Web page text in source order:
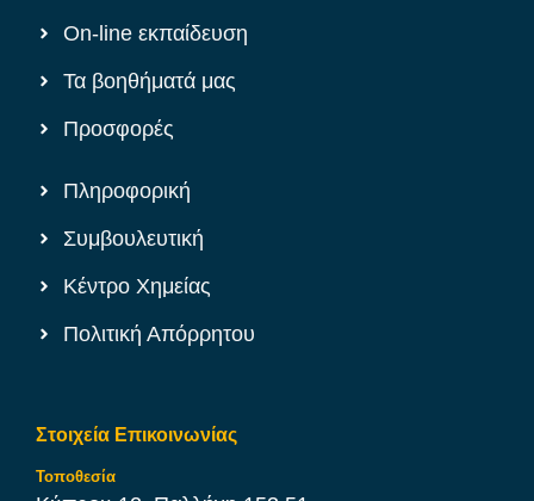
On-line εκπαίδευση
Τα βοηθήματά μας
Προσφορές
Πληροφορική
Συμβουλευτική
Κέντρο Χημείας
Πολιτική Απόρρητου
Στοιχεία Επικοινωνίας
Τοποθεσία